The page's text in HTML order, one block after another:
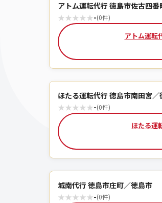
アトム運転代行 徳島市佐古四
★★★★★-(0件)
アトム運転
ほたる運転代行 徳島市南田宮／
★★★★★-(0件)
ほたる運
城南代行 徳島市庄町／徳島市
★★★★★-(0件)